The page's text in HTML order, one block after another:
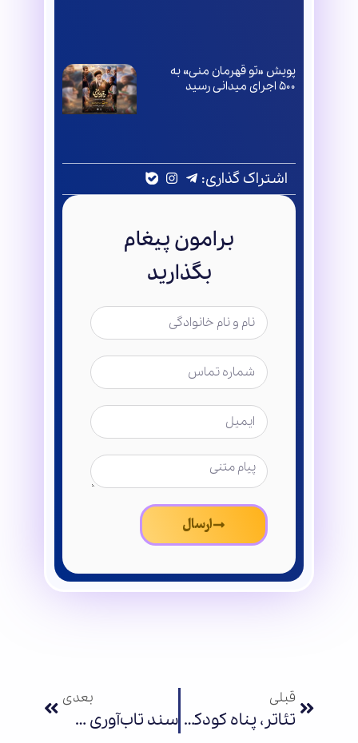
پویش «تو قهرمان منی» به
۵۰۰ اجرای میدانی رسید
اشتراک گذاری:
برامون پیغام
بگذارید
ارسال
قبلی
تئاتر، پناه کودکان در روزهای جنگ
بعدی
سند تاب‌آوری صنعت اسباب‌بازی ایران در شرایط بحران تدوین شد